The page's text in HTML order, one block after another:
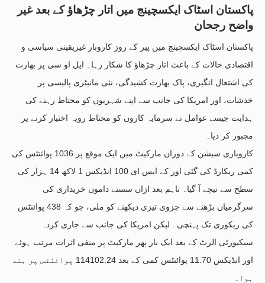
پاکستان اسٹاک ایکسچینج میں اتار چڑھاؤ کے بعد غیر
واضح رجحان
پاکستان اسٹاک ایکسچینج میں پیر کے روز کاروبار غیریقینی سیاسی و
اقتصادی حالات کے باعث اتار چڑھاؤ کا شکار رہا۔ ایل او سی پر بھارت
کی اشتعال انگیزی، پاک بھارت کشیدگی، نئی مانیٹری پالیسی پر
خدشات، اور امریکا کی جانب سے اپنے شہریوں کو محتاط رہنے کی
ہدایت جیسے عوامل نے سرمایہ کاروں کو محتاط رویہ اختیار کرنے پر
مجبور کر دیا۔
کاروباری سیشن کے دوران مارکیٹ میں ایک موقع پر 1036 پوائنٹس کی
کمی ریکارڈ کی گئی اور کے ایس ای 100 انڈیکس 1 لاکھ 14 ہزار کی
سطح سے نیچے آ گیا۔ تاہم بعد ازاں سستے داموں خریداری کی
سرگرمیاں بڑھنے سے جزوی تیزی دیکھنے کو ملی، جو کہ 438 پوائنٹس
کی ریکوری تک پہنچی۔ لیکن امریکا کی جانب سے جاری کردہ
سیکیورٹی الرٹ کے بعد ایک بار پھر مارکیٹ پر منفی اثرات مرتب ہوئے
اور انڈیکس 11.70 پوائنٹس کمی کے بعد 114102.24 پوائنٹس پر بند
ہوا۔